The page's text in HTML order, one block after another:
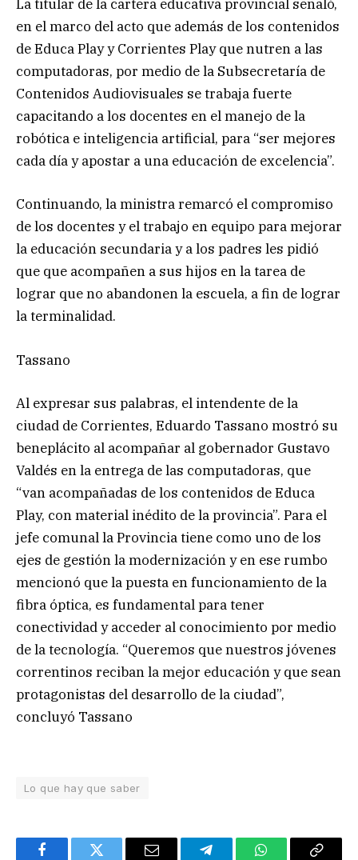
La titular de la cartera educativa provincial señaló,
en el marco del acto que además de los contenidos
de Educa Play y Corrientes Play que nutren a las
computadoras, por medio de la Subsecretaría de
Contenidos Audiovisuales se trabaja fuerte
capacitando a los docentes en el manejo de la
robótica e inteligencia artificial, para “ser mejores
cada día y apostar a una educación de excelencia”.
Continuando, la ministra remarcó el compromiso
de los docentes y el trabajo en equipo para mejorar
la educación secundaria y a los padres les pidió
que que acompañen a sus hijos en la tarea de
lograr que no abandonen la escuela, a fin de lograr
la terminalidad.
Tassano
Al expresar sus palabras, el intendente de la
ciudad de Corrientes, Eduardo Tassano mostró su
beneplácito al acompañar al gobernador Gustavo
Valdés en la entrega de las computadoras, que
“van acompañadas de los contenidos de Educa
Play, con material inédito de la provincia”. Para el
jefe comunal la Provincia tiene como uno de los
ejes de gestión la modernización y en ese rumbo
mencionó que la puesta en funcionamiento de la
fibra óptica, es fundamental para tener
conectividad y acceder al conocimiento por medio
de la tecnología. “Queremos que nuestros jóvenes
correntinos reciban la mejor educación y que sean
protagonistas del desarrollo de la ciudad”,
concluyó Tassano
Lo que hay que saber